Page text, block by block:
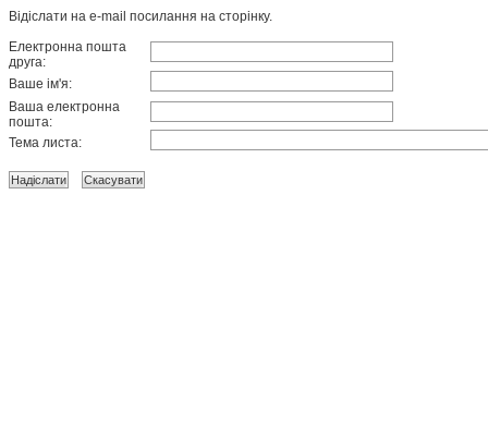
Відіслати на e-mail посилання на сторінку.
Електронна пошта
друга:
Ваше ім'я:
Ваша електронна
пошта:
Тема листа: